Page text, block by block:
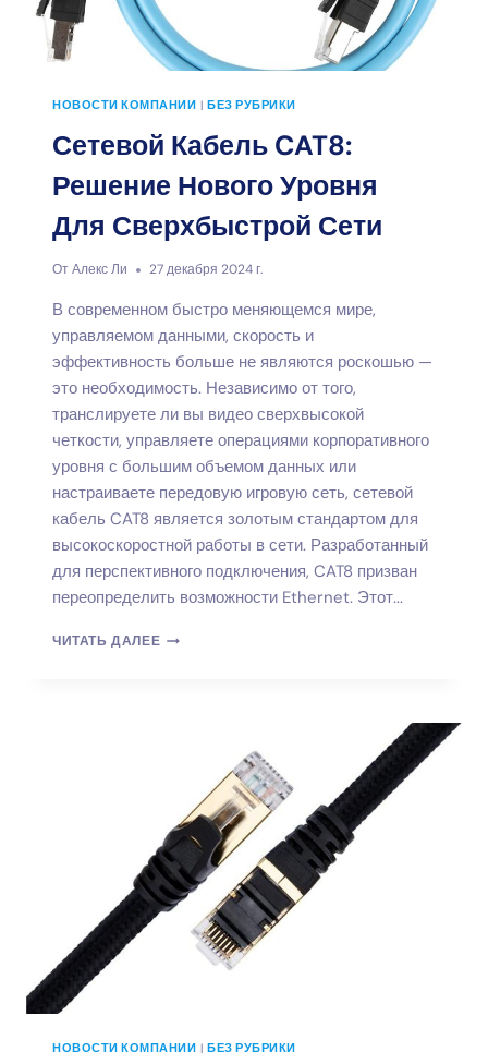
НОВОСТИ КОМПАНИИ | БЕЗ РУБРИКИ
Сетевой Кабель CAT8:
Решение Нового Уровня
Для Сверхбыстрой Сети
ОтАлекс Ли 27 декабря 2024 г.
В современном быстро меняющемся мире,
управляемом данными, скорость и
эффективность больше не являются роскошью —
это необходимость. Независимо от того,
транслируете ли вы видео сверхвысокой
четкости, управляете операциями корпоративного
уровня с большим объемом данных или
настраиваете передовую игровую сеть, сетевой
кабель CAT8 является золотым стандартом для
высокоскоростной работы в сети. Разработанный
для перспективного подключения, CAT8 призван
переопределить возможности Ethernet. Этот...
ЧИТАТЬ ДАЛЕЕСЕТЕВОЙ
СВЕРХБЫСТРОЙ
СЕТИ
НОВОСТИ КОМПАНИИ | БЕЗ РУБРИКИ